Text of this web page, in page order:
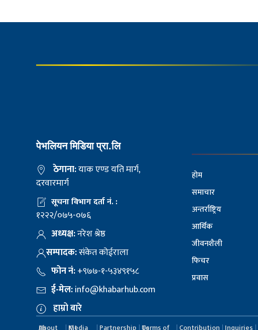
पेभलियन मिडिया प्रा.लि
ठेगाना:याक एण्ड यति मार्ग,
दरवारमार्ग
सूचना विभाग दर्ता नं. :
१२२२/०७५-०७६
अध्यक्ष:नरेश श्रेष्ठ
सम्पादक:संकेत कोईराला
फोन नं:+९७७-१-५३४९१५८
ई-मेल:info@khabarhub.com
हाम्रो बारे
होम
समाचार
अन्तर्राष्ट्रिय
आर्थिक
जीवनशैली
फिचर
प्रवास
About Us Media Kit Partnership Terms of Us Contribution Inquiries